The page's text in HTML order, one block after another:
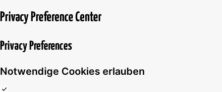
Privacy Preference Center
Privacy Preferences
Notwendige Cookies erlauben